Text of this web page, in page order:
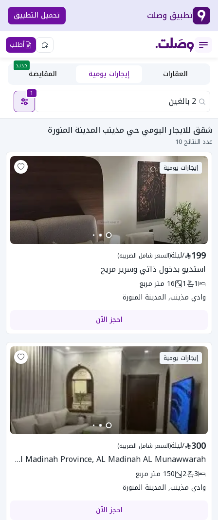
تطبيق وصلت تحميل التطبيق
أطلب
العقارات إيجارات يومية المقايضة
جديد
1
شقق للايجار اليومي حي مذينب المدينة المنورة
عدد النتائج 10
إيجارات يومية
199
/ليلة(السعر شامل الضريبه)
استديو بدخول ذاتي وسرير مريح
1
1
16 متر مربع
وادي مذينب, المدينة المنورة
احجز الآن
إيجارات يومية
300
/ليلة(السعر شامل الضريبه)
SLS-342 Apartment In Al Madinah Province, AL Madinah AL Munawwarah
3
2
150 متر مربع
وادي مذينب, المدينة المنورة
احجز الآن